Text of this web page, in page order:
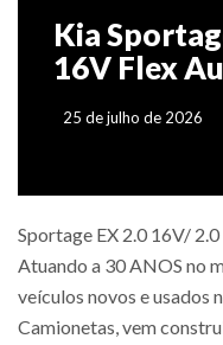
Kia
16V Flex
25 de julho de 2026
Sportage EX 2.0 16V/
Atuando a 30 ANOS no
veículos novos e usados
Camionetas, vem